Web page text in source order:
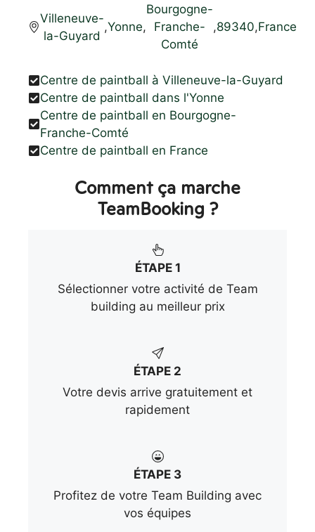
Villeneuve-
la-Guyard
,Yonne,
Bourgogne-
Franche-
Comté
,89340,France
Centre de paintball à Villeneuve-la-Guyard
Centre de paintball dans l'Yonne
Centre de paintball en Bourgogne-
Franche-Comté
Centre de paintball en France
Comment ça marche
TeamBooking ?
ÉTAPE 1
Sélectionner votre activité de Team
building au meilleur prix
ÉTAPE 2
Votre devis arrive gratuitement et
rapidement
ÉTAPE 3
Profitez de votre Team Building avec
vos équipes